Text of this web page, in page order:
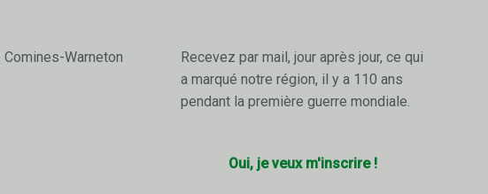
Warneton
Recevez par mail, jour après jour, ce qui
a marqué notre région, il y a 110 ans
pendant la première guerre mondiale.
Oui, je veux m'inscrire !